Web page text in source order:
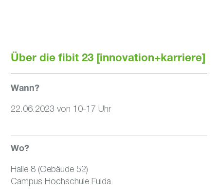
Über die fibit 23 [innovation+karriere]
Wann?
22.06.2023 von 10-17 Uhr
Wo?
Halle 8 (Gebäude 52)
Campus Hochschule Fulda